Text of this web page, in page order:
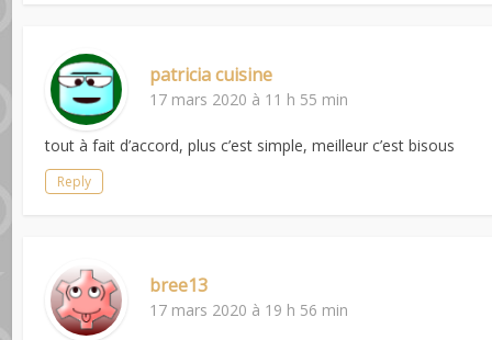
patricia cuisine
17 mars 2020 à 11 h 55 min
tout à fait d’accord, plus c’est simple, meilleur c’est bisous
Reply
bree13
17 mars 2020 à 19 h 56 min